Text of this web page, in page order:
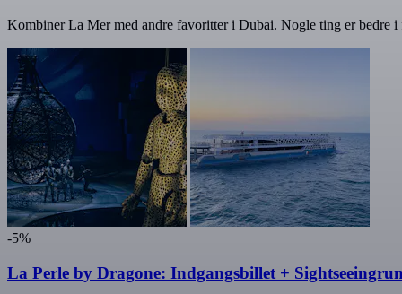
Kombiner La Mer med andre favoritter i Dubai. Nogle ting er bedre i
-5%
La Perle by Dragone: Indgangsbillet +